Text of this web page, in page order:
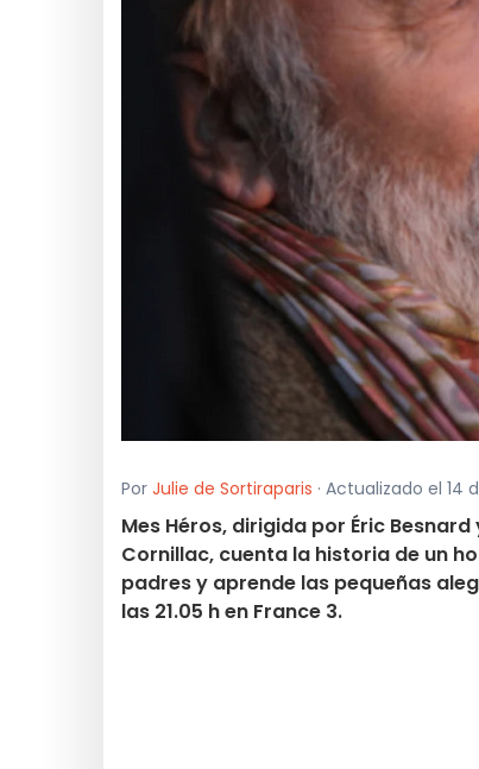
Por Julie de Sortiraparis · Actualizado el 14
Mes Héros, dirigida por Éric
Cornillac, cuenta la historia de un
padres y aprende las pequeñas
las 21.05 h en France 3.